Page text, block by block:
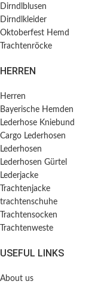
Dirndlblusen
Dirndlkleider
Oktoberfest Hemd
Trachtenröcke
HERREN
Herren
Bayerische Hemden​
Lederhose Kniebund
Cargo Lederhosen
Lederhosen
Lederhosen Gürtel
Lederjacke
Trachtenjacke
trachtenschuhe
Trachtensocken
Trachtenweste
USEFUL LINKS
About us